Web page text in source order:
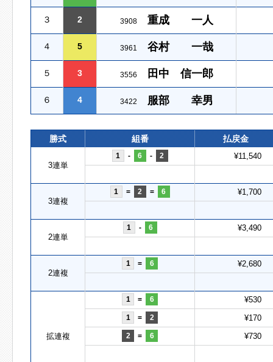
３ 2 3908 重成 一人
４ 5 3961 谷村 一哉
５ 3 3556 田中 信一郎
６ 4 3422 服部 幸男
勝式 組番 払戻金
3連単
1 - 6 - 2 ¥11,540
3連複
1 = 2 = 6 ¥1,700
2連単
1 - 6 ¥3,490
2連複
1 = 6 ¥2,680
拡連複
1 = 6 ¥530
1 = 2 ¥170
2 = 6 ¥730